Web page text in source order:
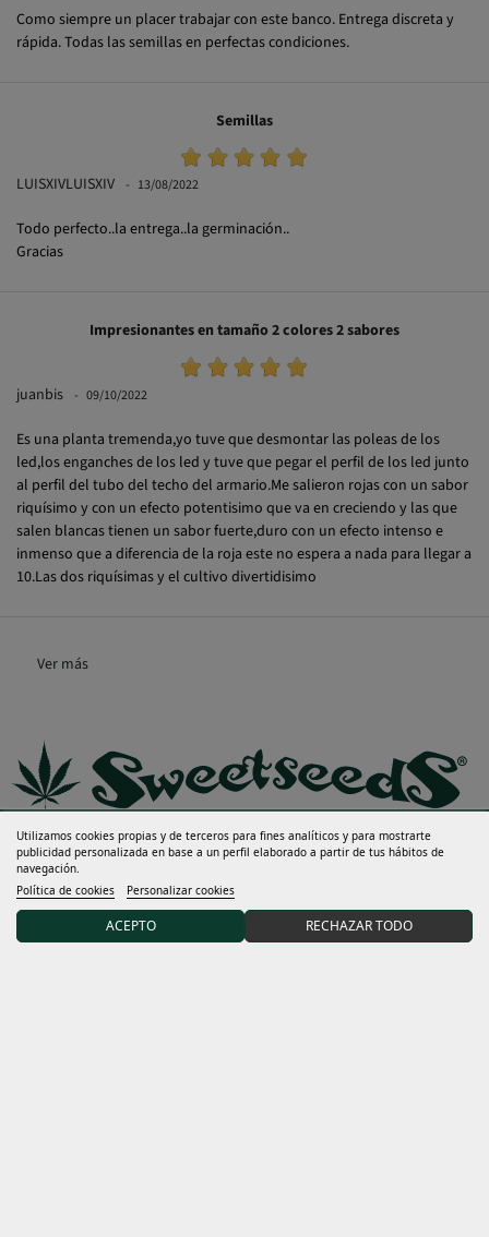
rápida. Todas las semillas en perfectas condiciones.
13/08/2022
Gracias
led,los enganches de los led y tuve que pegar el perfil de los led junto
al perfil del tubo del techo del armario.Me salieron rojas con un sabor
riquísimo y con un efecto potentisimo que va en creciendo y las que
salen blancas tienen un sabor fuerte,duro con un efecto intenso e
inmenso que a diferencia de la roja este no espera a nada para llegar a
10.Las dos riquísimas y el cultivo divertidisimo
Ayuda
Mucho más
Mi cuenta
Utilizamos cookies propias y de terceros para fines analíticos y para mostrarte
publicidad personalizada en base a un perfil elaborado a partir de tus hábitos de
navegación.
Política de cookies
Personalizar cookies
RECHAZAR TODO
ACEPTO